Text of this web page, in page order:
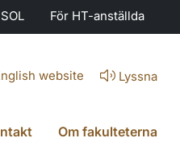
SOL För HT-anställda
website Lyssna
Om fakulteterna